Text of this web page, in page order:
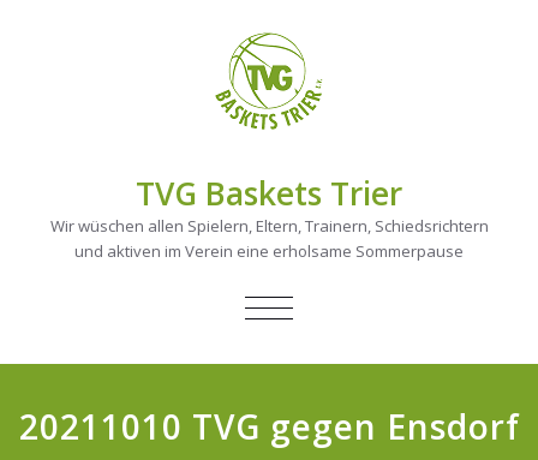
TVG Baskets Trier
Wir wüschen allen Spielern, Eltern, Trainern, Schiedsrichtern
und aktiven im Verein eine erholsame Sommerpause
NAVIGATION
20211010 TVG gegen Ensdorf